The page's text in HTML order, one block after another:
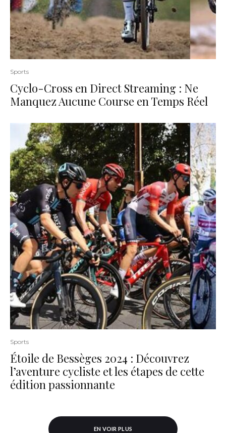
Sports
Cyclo-Cross en Direct Streaming : Ne
Manquez Aucune Course en Temps Réel
Sports
Étoile de Bessèges 2024 : Découvrez
l’aventure cycliste et les étapes de cette
édition passionnante
EN VOIR PLUS